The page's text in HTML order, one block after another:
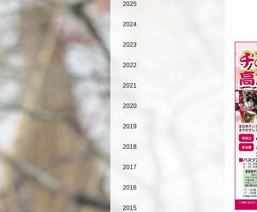
2025
2024
2023
2022
2021
2020
2019
2018
2017
2016
2015